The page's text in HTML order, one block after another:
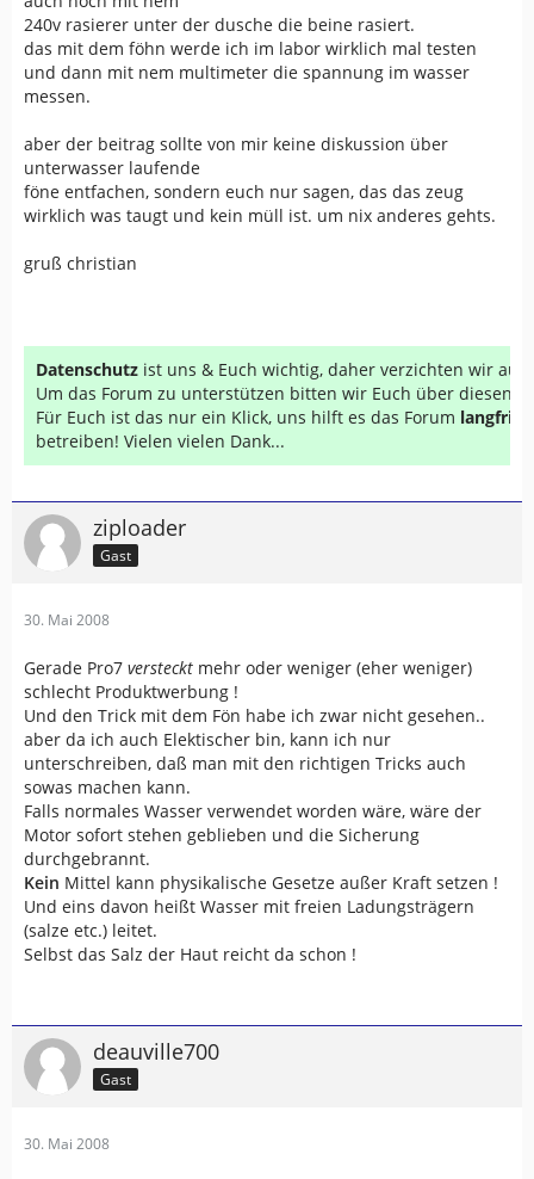
240v rasierer unter der dusche die beine rasiert.
das mit dem föhn werde ich im labor wirklich mal testen
und dann mit nem multimeter die spannung im wasser
messen.
aber der beitrag sollte von mir keine diskussion über
unterwasser laufende
föne entfachen, sondern euch nur sagen, das das zeug
wirklich was taugt und kein müll ist. um nix anderes gehts.
gruß christian
Datenschutz ist uns & Euch wichtig, daher verzichten wir auf
Um das Forum zu unterstützen bitten wir Euch über diesen
Für Euch ist das nur ein Klick, uns hilft es das Forum
betreiben! Vielen vielen Dank...
ziploader
Gast
30. Mai 2008
Gerade Pro7 versteckt mehr oder weniger (eher weniger)
schlecht Produktwerbung !
Und den Trick mit dem Fön habe ich zwar nicht gesehen..
aber da ich auch Elektischer bin, kann ich nur
unterschreiben, daß man mit den richtigen Tricks auch
sowas machen kann.
Falls normales Wasser verwendet worden wäre, wäre der
Motor sofort stehen geblieben und die Sicherung
durchgebrannt.
Kein Mittel kann physikalische Gesetze außer Kraft setzen !
Und eins davon heißt Wasser mit freien Ladungsträgern
(salze etc.) leitet.
Selbst das Salz der Haut reicht da schon !
deauville700
Gast
30. Mai 2008